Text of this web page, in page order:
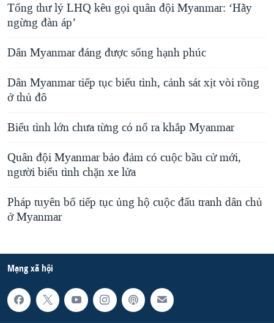
Tổng thư lý LHQ kêu gọi quân đội Myanmar: ‘Hãy
ngừng đàn áp’
Dân Myanmar đáng được sống hạnh phúc
Dân Myanmar tiếp tục biểu tình, cảnh sát xịt vòi rồng
ở thủ đô
Biểu tình lớn chưa từng có nổ ra khắp Myanmar
Quân đội Myanmar bảo đảm có cuộc bầu cử mới,
người biểu tình chặn xe lửa
Pháp tuyên bố tiếp tục ủng hộ cuộc đấu tranh dân chủ
ở Myanmar
Mạng xã hội